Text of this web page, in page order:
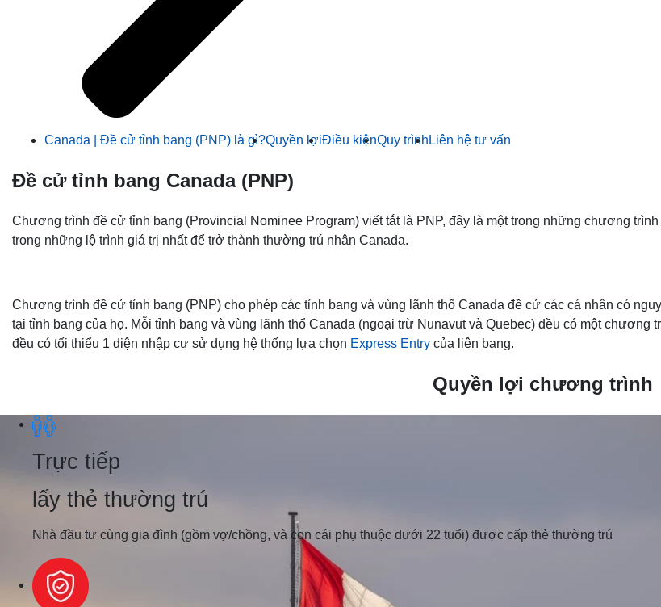
Canada | Đề cử tỉnh bang (PNP) là gì?Quyền lợiĐiều kiệnQuy trình Liên hệ tư vấn
Đề cử tỉnh bang Canada (PNP)
Chương trình đề cử tỉnh bang (Provincial Nominee Program) viết tắt là PNP, đây là một trong những chương
trong những lộ trình giá trị nhất để trở thành thường trú nhân Canada.
Chương trình đề cử tỉnh bang (PNP) cho phép các tỉnh bang và vùng lãnh thổ Canada đề cử các cá nhân có
tại tỉnh bang của họ. Mỗi tỉnh bang và vùng lãnh thổ Canada (ngoại trừ Nunavut và Quebec) đều có một
đều có tối thiểu 1 diện nhập cư sử dụng hệ thống lựa chọn Express Entry của liên bang.
Quyền lợi chương trình
Trực tiếp
lấy thẻ thường trú
Nhà đầu tư cùng gia đình (gồm vợ/chồng, và con cái phụ thuộc dưới 22 tuổi) được cấp thẻ thường trú